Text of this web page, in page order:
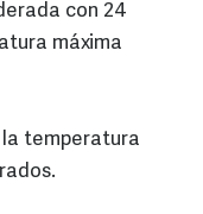
con 24
máxima
temperatura